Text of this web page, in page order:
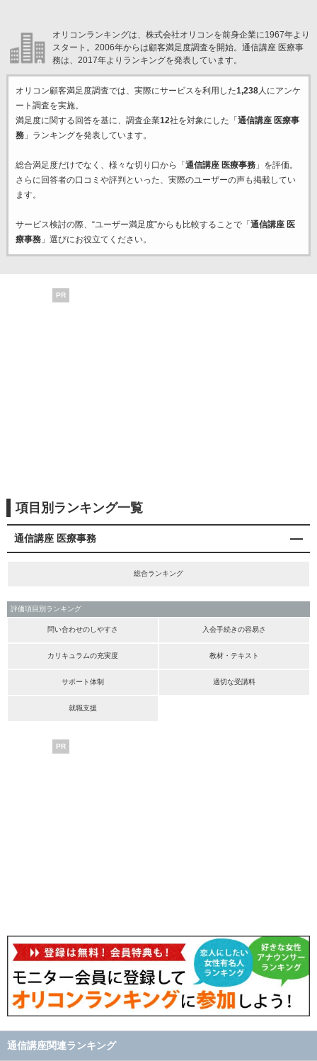
オリコンランキングは、株式会社オリコンを前身企業に1967年より
スタート。2006年からは顧客満足度調査を開始。通信講座 医療事
務は、2017年よりランキングを発表しています。
オリコン顧客満足度調査では、実際にサービスを利用した1,238人にアンケ
ート調査を実施。
満足度に関する回答を基に、調査企業12社を対象にした「 通信講座 医療事
務」ランキングを発表しています。
総合満足度だけでなく、様々な切り口から「 通信講座 医療事務」を評価。
さらに回答者の口コミや評判といった、実際のユーザーの声も掲載してい
ます。
サービス検討の際、“ユーザー満足度”からも比較することで「 通信講座 医
療事務」選びにお役立てください。
PR
項目別ランキング一覧
通信講座 医療事務
総合ランキング
評価項目別ランキング
問い合わせのしやすさ 入会手続きの容易さ
カリキュラムの充実度 教材・テキスト
サポート体制 適切な受講料
就職支援
PR
通信講座関連ランキング